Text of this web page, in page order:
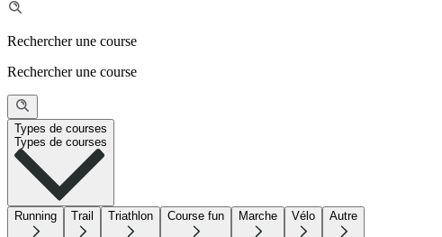
Rechercher une course
Rechercher une course
Types de courses
Types de courses
Running Trail Triathlon Course fun Marche Vélo Autre